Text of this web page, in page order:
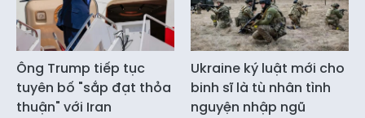
Ông Trump tiếp tục
tuyên bố "sắp đạt thỏa
thuận" với Iran
Ukraine ký luật mới cho
binh sĩ là tù nhân tình
nguyện nhập ngũ